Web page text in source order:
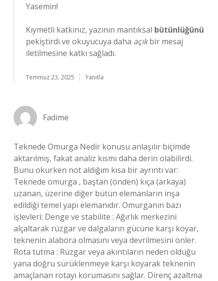
Yasemin!
Kıymetli katkınız, yazının mantıksal bütünlüğünü
pekiştirdi ve okuyucuya daha açıkbir mesaj
iletilmesine katkı sağladı.
Temmuz 23, 2025 Yanıtla
Fadime
Teknede Omurga Nedir konusu anlaşılır biçimde
aktarılmış, fakat analiz kısmı daha derin olabilirdi.
Bunu okurken not aldığım kısa bir ayrıntı var:
Teknede omurga , baştan (önden) kıça (arkaya)
uzanan, üzerine diğer bütün elemanların inşa
edildiği temel yapı elemanıdır. Omurganın bazı
işlevleri: Denge ve stabilite : Ağırlık merkezini
alçaltarak rüzgar ve dalgaların gücüne karşı koyar,
teknenin alabora olmasını veya devrilmesini önler.
Rota tutma : Rüzgar veya akıntıların neden olduğu
yana doğru sürüklenmeye karşı koyarak teknenin
amaçlanan rotayı korumasını sağlar. Direnç azaltma